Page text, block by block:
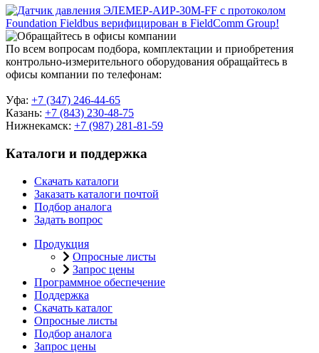
По всем вопросам подбора, комплектации и приобретения
контрольно-измерительного оборудования обращайтесь в
офисы компании по телефонам:
Уфа: +7 (347) 246-44-65
Казань: +7 (843) 230-48-75
Нижнекамск: +7 (987) 281-81-59
Каталоги и поддержка
Скачать каталоги
Заказать каталоги почтой
Подбор аналога
Задать вопрос
Продукция
Опросные листы
Запрос цены
Программное обеспечение
Поддержка
Скачать каталог
Опросные листы
Подбор аналога
Запрос цены